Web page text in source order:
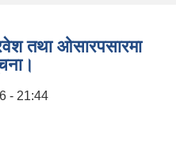
तथा ओसारपसारमा
- 21:44